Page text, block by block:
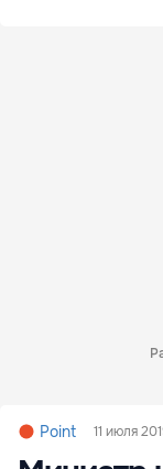
Point 11 июля